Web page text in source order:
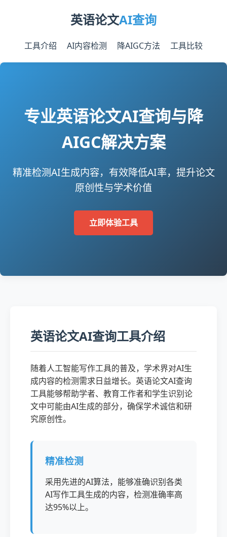
英语论文AI查询
工具介绍 AI内容检测 降AIGC方法 工具比较
专业英语论文AI查询与降
AIGC解决方案
精准检测AI生成内容，有效降低AI率，提升论文
原创性与学术价值
立即体验工具
英语论文AI查询工具介绍
随着人工智能写作工具的普及，学术界对AI生
成内容的检测需求日益增长。英语论文AI查询
工具能够帮助学者、教育工作者和学生识别论
文中可能由AI生成的部分，确保学术诚信和研
究原创性。
精准检测
采用先进的AI算法，能够准确识别各类
AI写作工具生成的内容，检测准确率高
达95%以上。